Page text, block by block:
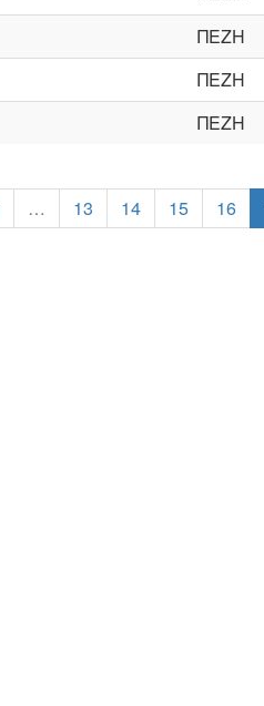
ΠΕΖΗ
ΠΕΖΗ
ΠΕΖΗ
… 13 14 15 16